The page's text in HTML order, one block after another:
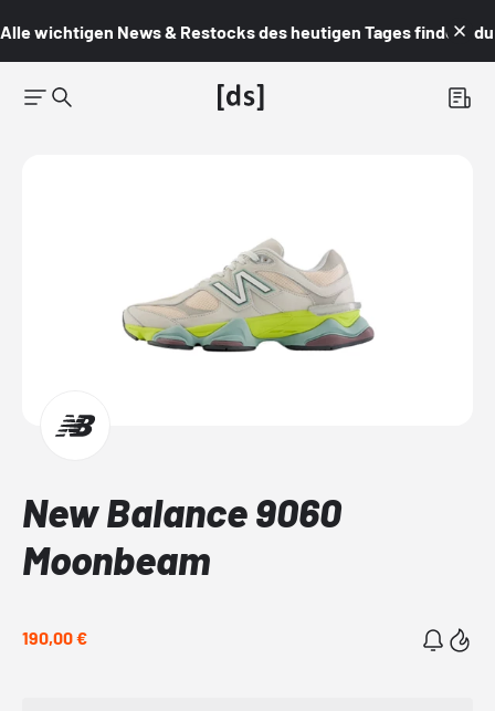
Alle wichtigen News & Restocks des heutigen Tages findest du
New Balance 9060
Moonbeam
190,00 €